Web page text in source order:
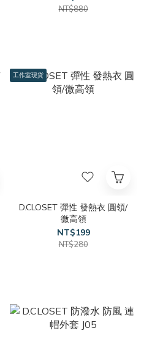
NT$880
工作室現貨
D.CLOSET 彈性 發熱衣 圓領/
微高領
NT$199
NT$280